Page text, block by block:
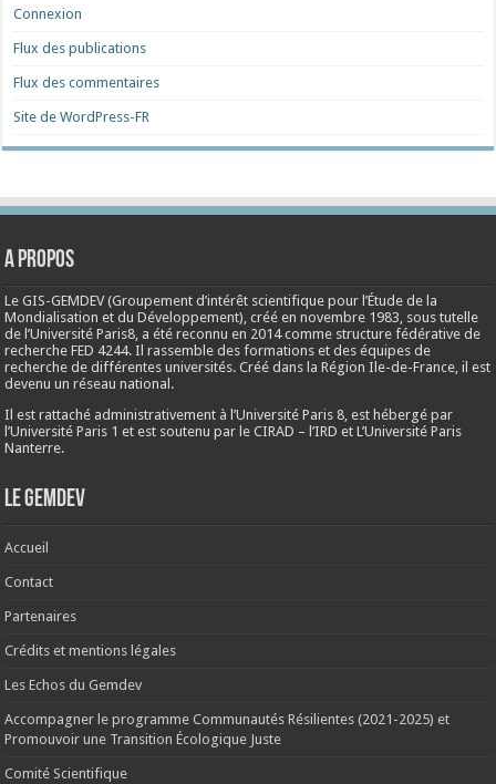
Connexion
Flux des publications
Flux des commentaires
Site de WordPress-FR
A propos
Le GIS-GEMDEV (Groupement d’intérêt scientifique pour l’Étude de la
Mondialisation et du Développement), créé ennovembre 1983 , sous tutelle
de l’Université Paris8, a été reconnu en 2014 comme structure fédérative de
recherche FED 4244. Il rassemble des formations et des équipes de
recherche de différentes universités. Créé dans la Région Ile-de-France, il est
devenu un réseau national.
Il est rattaché administrativement à l’Université Paris 8, est hébergé par
l’Université Paris 1 et est soutenu par le CIRAD – l’IRD et L’Université Paris
Nanterre.
Le Gemdev
Accueil
Contact
Partenaires
Crédits et mentions légales
Les Echos du Gemdev
Accompagner le programme Communautés Résilientes (2021-2025) et
Promouvoir une Transition Écologique Juste
Comité Scientifique